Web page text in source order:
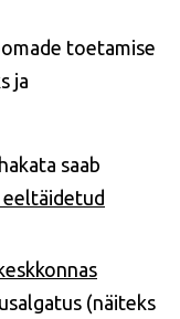
toetamise
ja
saab
eeltäidetud
(näiteks